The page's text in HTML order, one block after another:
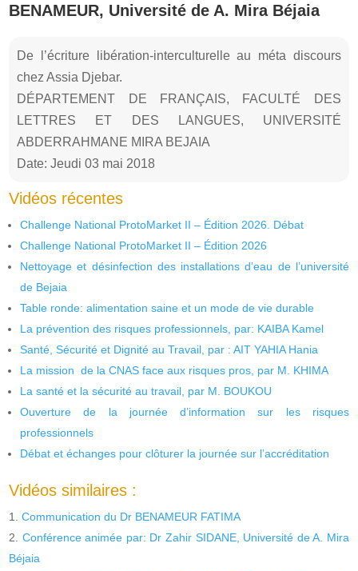
BENAMEUR, Université de A. Mira Béjaia
De l’écriture libération-interculturelle au méta discours
chez Assia Djebar.
DÉPARTEMENT DE FRANÇAIS, FACULTÉ DES
LETTRES ET DES LANGUES, UNIVERSITÉ
ABDERRAHMANE MIRA BEJAIA
Date: Jeudi 03 mai 2018
Vidéos récentes
Challenge National ProtoMarket II – Édition 2026. Débat
Challenge National ProtoMarket II – Édition 2026
Nettoyage et désinfection des installations d’eau de l’université
de Bejaia
Table ronde: alimentation saine et un mode de vie durable
La prévention des risques professionnels, par: KAIBA Kamel
Santé, Sécurité et Dignité au Travail, par : AIT YAHIA Hania
La mission de la CNAS face aux risques pros, par M. KHIMA
La santé et la sécurité au travail, par M. BOUKOU
Ouverture de la journée d’information sur les risques
professionnels
Débat et échanges pour clôturer la journée sur l’accréditation
Vidéos similaires :
Communication du Dr BENAMEUR FATIMA
Conférence animée par: Dr Zahir SIDANE, Université de A. Mira
Béjaia